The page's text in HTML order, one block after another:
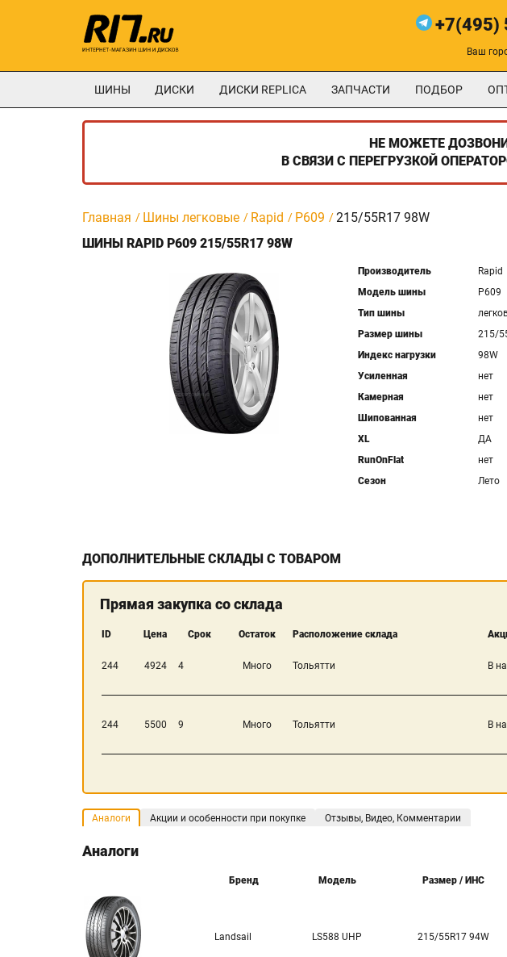
+7(495)
Ваш
ШИНЫ ДИСКИ ДИСКИ REPLICA ЗАПЧАСТИ ПОДБОР
НЕ МОЖЕТЕ
В СВЯЗИ С ПЕРЕГРУЗКОЙ
Главная Шины легковые Rapid P609
215/55R17 98W
ШИНЫ RAPID P609 215/55R17 98W
Производитель
Rapid
Модель шины
P609
Тип шины
Размер шины
215/
Индекс нагрузки
98W
Усиленная
нет
Камерная
нет
Шипованная
нет
XL
ДА
RunOnFlat
нет
Сезон
Лето
ДОПОЛНИТЕЛЬНЫЕ СКЛАДЫ С ТОВАРОМ
Прямая закупка со склада
ID Цена Срок Остаток Расположение склада
244 4924 4 Много Тольятти В
244 5500 9 Много Тольятти В
Аналоги Акции и особенности при покупке Отзывы, Видео, Комментарии
Аналоги
Бренд Модель Размер / ИНС
Landsail LS588 UHP 215/55R17 94W